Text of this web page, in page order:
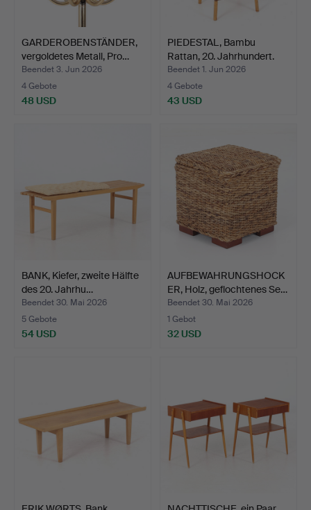
GARDEROBENSTÄNDER,
vergoldetes Metall, Pro…
Beendet 3. Jun 2026
4 Gebote
48 USD
PIEDESTAL, Bambu
Rattan, 20. Jahrhundert.
Beendet 1. Jun 2026
4 Gebote
43 USD
BANK, Kiefer, zweite Hälfte
des 20. Jahrhu…
Beendet 30. Mai 2026
5 Gebote
54 USD
AUFBEWAHRUNGSHOCK
ER, Holz, geflochtenes Se…
Beendet 30. Mai 2026
1 Gebot
32 USD